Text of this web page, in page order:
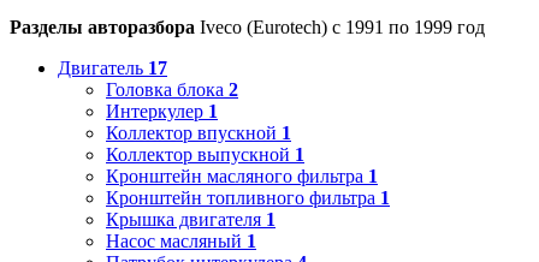
Разделы авторазбора Iveco (Eurotech) с 1991 по 1999 год
Двигатель 17
Головка блока 2
Интеркулер 1
Коллектор впускной 1
Коллектор выпускной 1
Кронштейн масляного фильтра 1
Кронштейн топливного фильтра 1
Крышка двигателя 1
Насос масляный 1